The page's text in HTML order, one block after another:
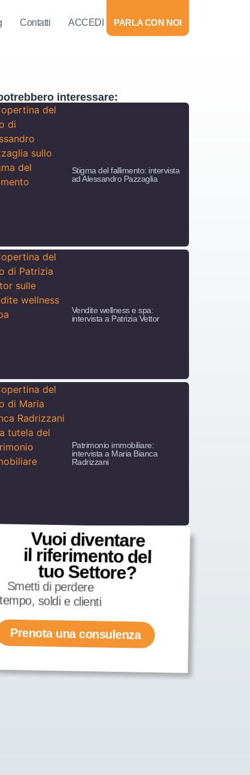
Contatti ACCEDI PARLA CON NOI
interessare:
Stigma del fallimento: intervista
ad Alessandro Pazzaglia
Vendite wellness e spa:
intervista a Patrizia Vettor
Patrimonio immobiliare:
intervista a Maria Bianca
Radrizzani
Vuoi diventare
il riferimento del
tuo Settore?
Smetti di perdere
tempo, soldi e clienti
Prenota una consulenza